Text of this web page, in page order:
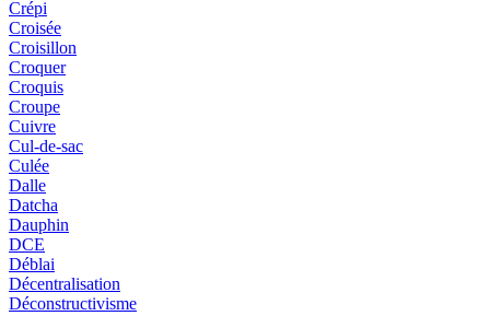
Crépi
Croisée
Croisillon
Croquer
Croquis
Croupe
Cuivre
Cul-de-sac
Culée
Dalle
Datcha
Dauphin
DCE
Déblai
Décentralisation
Déconstructivisme